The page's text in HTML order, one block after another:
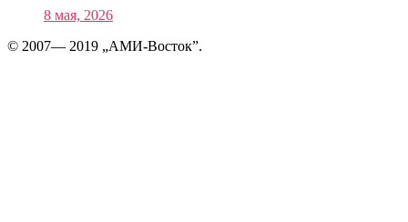
8 мая, 2026
© 2007— 2019 „АМИ-Восток”.